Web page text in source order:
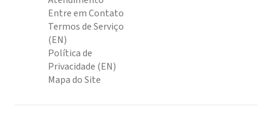
Entre em Contato
Termos de Serviço
(EN)
Política de
Privacidade (EN)
Mapa do Site